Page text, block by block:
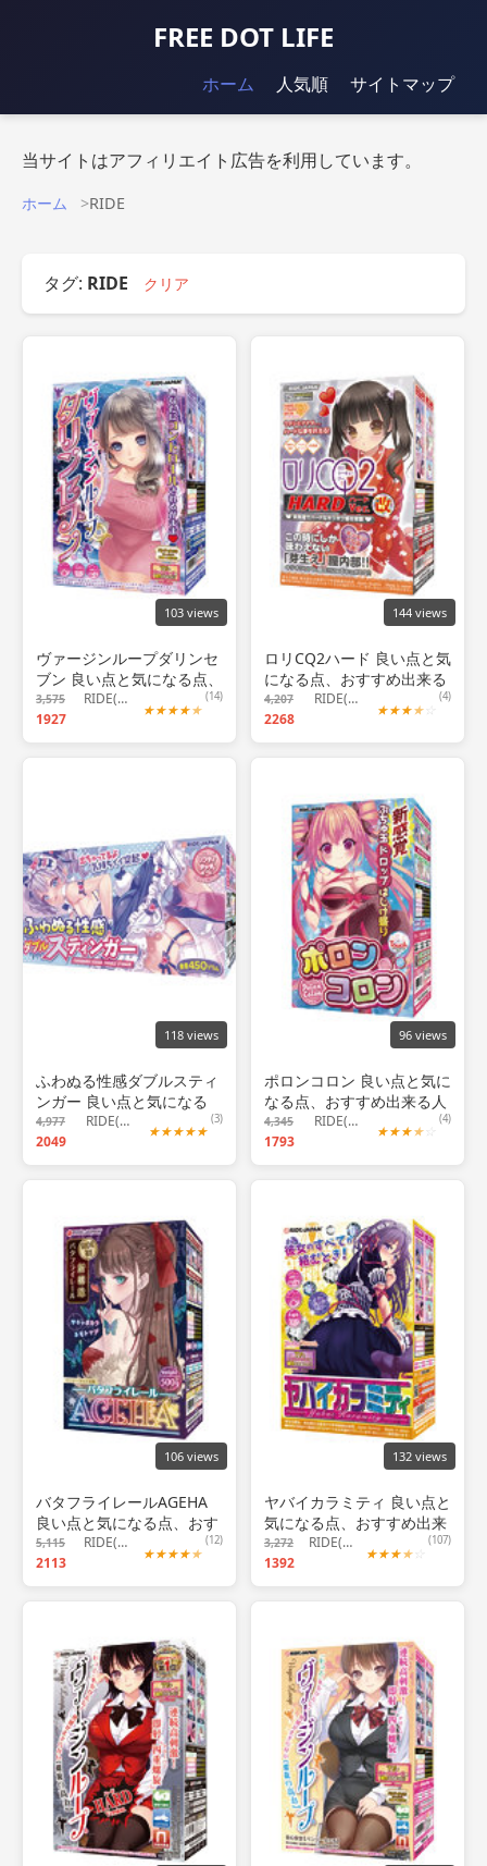
FREE DOT LIFE
ホーム 人気順 サイトマップ
当サイトはアフィリエイト広告を利用しています。
ホーム RIDE
タグ: RIDE クリア
103 views
ヴァージンループダリンセ
ブン 良い点と気になる点、
おすすめ出来る人につい
て！
3,575
1927
RIDE(ライド)
★★★★★
(14)
144 views
ロリCQ2ハード 良い点と気
になる点、おすすめ出来る
人について！
4,207
2268
RIDE(ライド)
★★★★
(4)
118 views
ふわぬる性感ダブルスティ
ンガー 良い点と気になる
点、おすすめ出来る人につ
いて！
4,977
2049
RIDE(ライド)
★★★★★
(3)
96 views
ポロンコロン 良い点と気に
なる点、おすすめ出来る人
について！
4,345
1793
RIDE(ライド)
★★★★ ☆
(4)
106 views
バタフライレールAGEHA
良い点と気になる点、おす
すめ出来る人について！
5,115
2113
RIDE(ライド)
★★★★★
(12)
132 views
ヤバイカラミティ 良い点と
気になる点、おすすめ出来
る人について！
3,272
1392
RIDE(ライド)
★★★★
(107)